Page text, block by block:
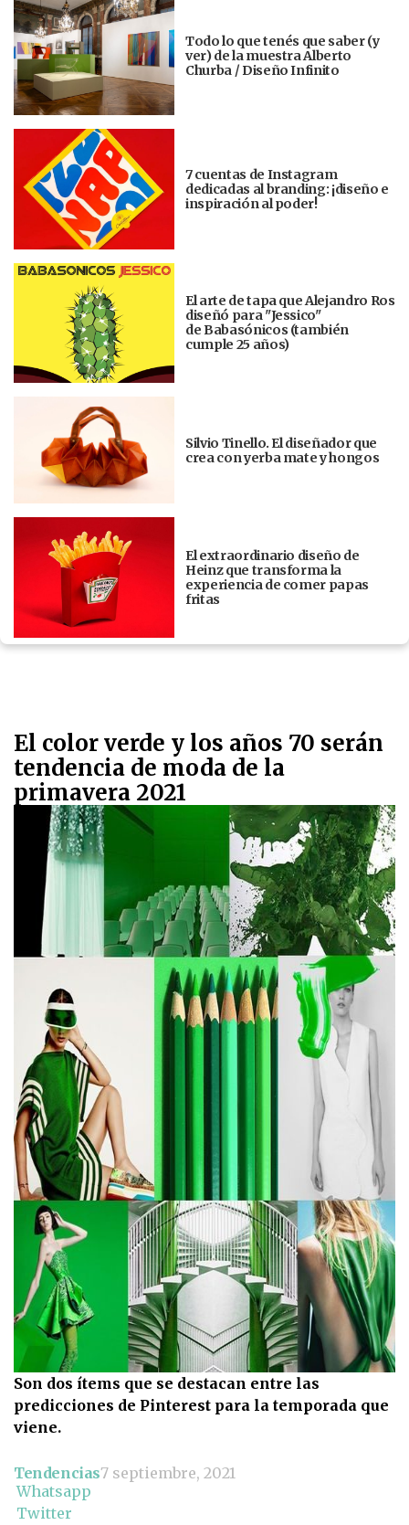
Todo lo que tenés que saber (y
ver) de la muestra Alberto
Churba / Diseño Infinito
7 cuentas de Instagram
dedicadas al branding: ¡diseño e
inspiración al poder!
El arte de tapa que Alejandro Ros
diseñó para "Jessico"
de Babasónicos (también
cumple 25 años)
Silvio Tinello. El diseñador que
crea con yerba mate y hongos
El extraordinario diseño de
Heinz que transforma la
experiencia de comer papas
fritas
El color verde y los años 70 serán
tendencia de moda de la
primavera 2021
Son dos ítems que se destacan entre las
predicciones de Pinterest para la temporada que
viene.
Tendencias7 septiembre, 2021
Whatsapp
Twitter